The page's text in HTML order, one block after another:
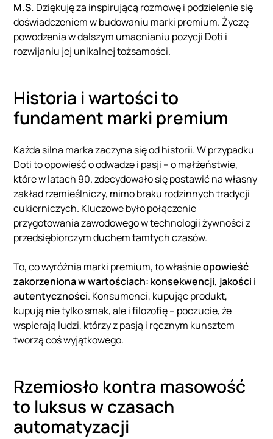
M.S. Dziękuję za inspirującą rozmowę i podzielenie się
doświadczeniem w budowaniu marki premium. Życzę
powodzenia w dalszym umacnianiu pozycji Doti i
rozwijaniu jej unikalnej tożsamości.
Historia i wartości to
fundament marki premium
Każda silna marka zaczyna się od historii. W przypadku
Doti to opowieść o odwadze i pasji – o małżeństwie,
które w latach 90. zdecydowało się postawić na własny
zakład rzemieślniczy, mimo braku rodzinnych tradycji
cukierniczych. Kluczowe było połączenie
przygotowania zawodowego w technologii żywności z
przedsiębiorczym duchem tamtych czasów.
To, co wyróżnia marki premium, to właśnieopowieść
zakorzeniona w wartościach: konsekwencji, jakości i
autentyczności. Konsumenci, kupując produkt,
kupują nie tylko smak, ale i filozofię – poczucie, że
wspierają ludzi, którzy z pasją i ręcznym kunsztem
tworzą coś wyjątkowego.
Rzemiosło kontra masowość
to luksus w czasach
automatyzacji